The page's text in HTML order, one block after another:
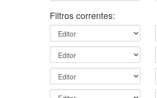
Filtros correntes: